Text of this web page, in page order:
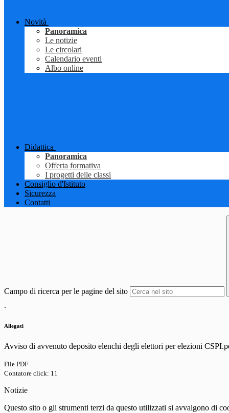
Novità
Panoramica
Le notizie
Le circolari
Calendario eventi
Albo online
Didattica
Panoramica
Offerta formativa
I progetti delle classi
Consiglio d'Istituto
Sicurezza
Contatti
Campo di ricerca per le pagine del sito
.
Allegati
Avviso di avvenuto deposito elenchi degli elettori per elezioni
File PDF
Contatore click: 11
Notizie
Questo sito o gli strumenti terzi da questo utilizzati si avvalgono di